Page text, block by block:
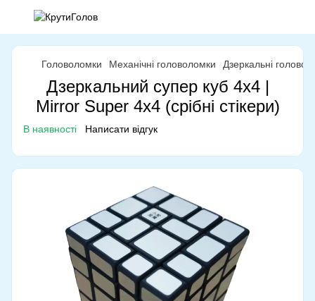
Головоломки Механічні головоломки Дзеркальні
Дзеркальний супер куб 4x4 |
Mirror Super 4x4 (срібні стікери)
В наявності Написати відгук